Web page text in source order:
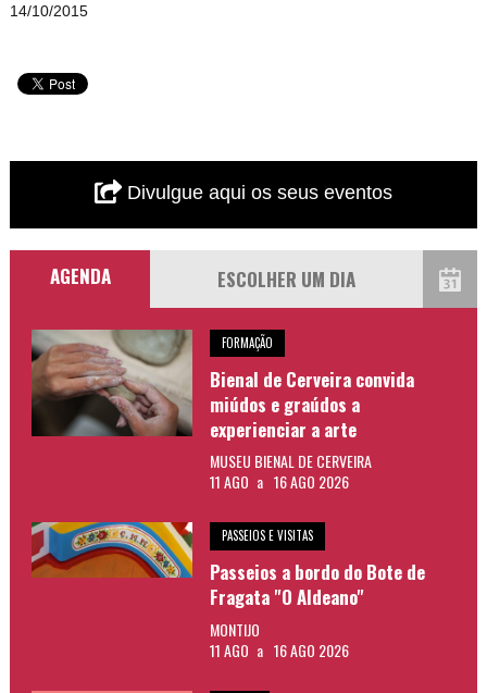
14/10/2015
Divulgue aqui os seus eventos
AGENDA
FORMAÇÃO
Bienal de Cerveira convida
miúdos e graúdos a
experienciar a arte
MUSEU BIENAL DE CERVEIRA
11 AGO a 16 AGO 2026
PASSEIOS E VISITAS
Passeios a bordo do Bote de
Fragata "O Aldeano"
MONTIJO
11 AGO a 16 AGO 2026